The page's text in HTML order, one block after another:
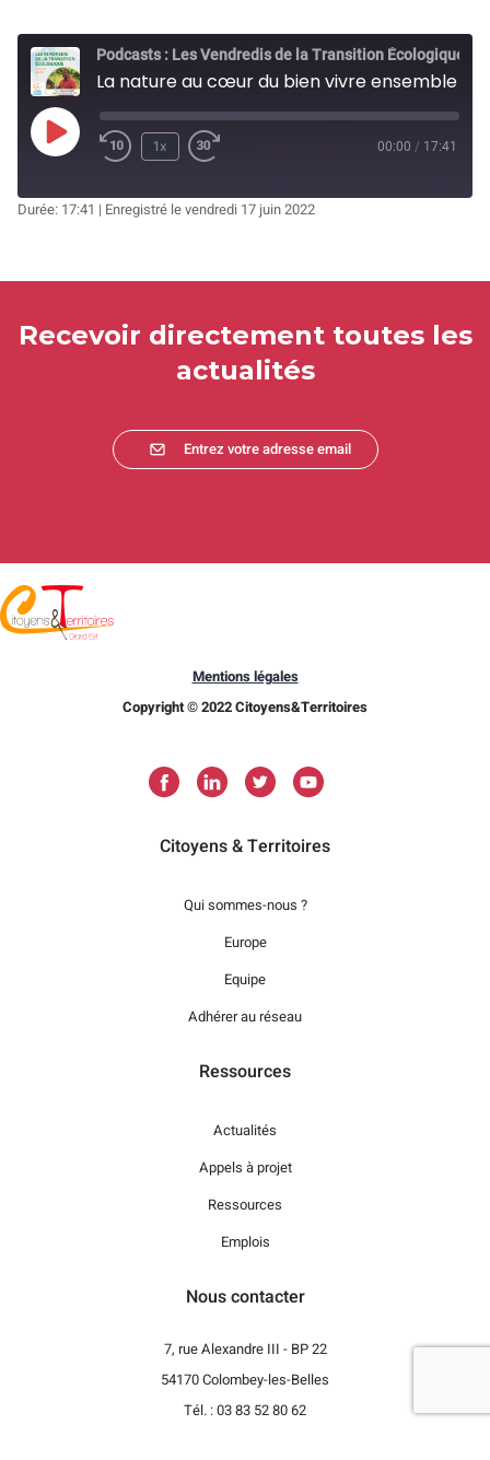
Podcasts : Les Vendredis de la Transition Écologique
Play
Rewind
10
1x
Forward
00:00 / 17:41
Durée: 17:41 | Enregistré le vendredi 17 juin 2022
Recevoir directement toutes les
actualités
Entrez votre adresse email
Mentions légales
Copyright © 2022 Citoyens&Territoires
Citoyens & Territoires
Qui sommes-nous ?
Europe
Equipe
Adhérer au réseau
Ressources
Actualités
Appels à projet
Ressources
Emplois
Nous contacter
7, rue Alexandre III - BP 22
54170 Colombey-les-Belles
Tél. : 03 83 52 80 62